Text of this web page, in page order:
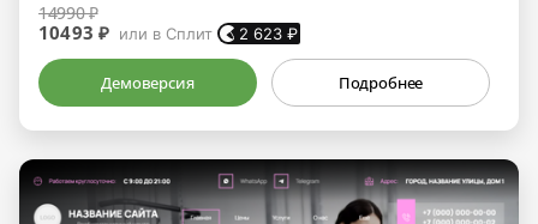
14990 ₽
10493 ₽ или в Сплит 2 623 ₽
Демоверсия Подробнее